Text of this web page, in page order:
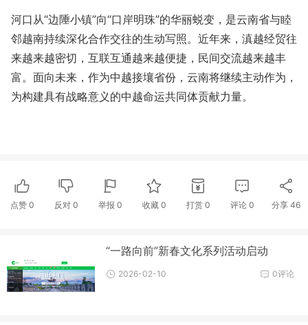
河口从“边陲小镇”向“口岸明珠”的华丽蜕变，是云南省与睦
邻越南持续深化合作交往的生动写照。近年来，滇越经贸往
来越来越密切，互联互通越来越便捷，民间交流越来越丰
富。面向未来，作为中越接壤省份，云南将继续主动作为，
为构建具有战略意义的中越命运共同体贡献力量。
点赞 0 反对 0 举报 0 收藏 0 打赏 0 评论 0 分享 46
“一路向前”新春文化系列活动启动
0评论
2026-02-10